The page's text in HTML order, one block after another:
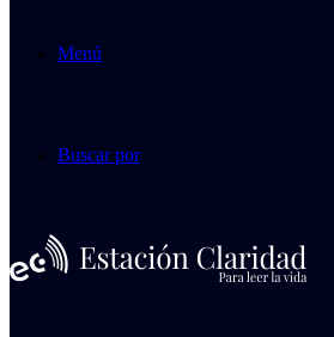
Menú
Buscar por